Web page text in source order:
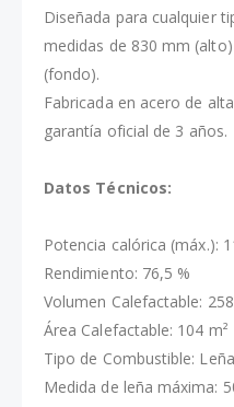
Diseñada para cualquier
medidas de 830 mm
(fondo).
Fabricada en acero de
garantía oficial de 3 años.
Datos Técnicos:
Potencia calórica (máx.):
Rendimiento: 76,5 %
Volumen Calefactable:
Área Calefactable: 104 m²
Tipo de Combustible: Leña
Medida de leña máxima: